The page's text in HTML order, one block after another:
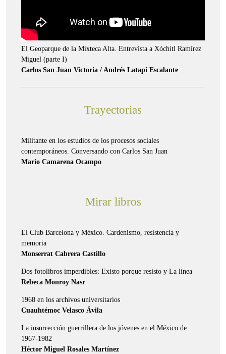
El Geoparque de la Mixteca Alta. Entrevista a Xóchitl Ramírez
Miguel (parte I)
Carlos San Juan Victoria / Andrés Latapí Escalante
Trayectorias
Militante en los estudios de los procesos sociales
contemporáneos. Conversando con Carlos San Juan
Mario Camarena Ocampo
Mirar libros
El Club Barcelona y México. Cardenismo, resistencia y
memoria
Monserrat Cabrera Castillo
Dos fotolibros imperdibles: Existo porque resisto y La línea
Rebeca Monroy Nasr
1968 en los archivos universitarios
Cuauhtémoc Velasco Ávila
La insurrección guerrillera de los jóvenes en el México de
1967-1982
Héctor Miguel Rosales Martínez